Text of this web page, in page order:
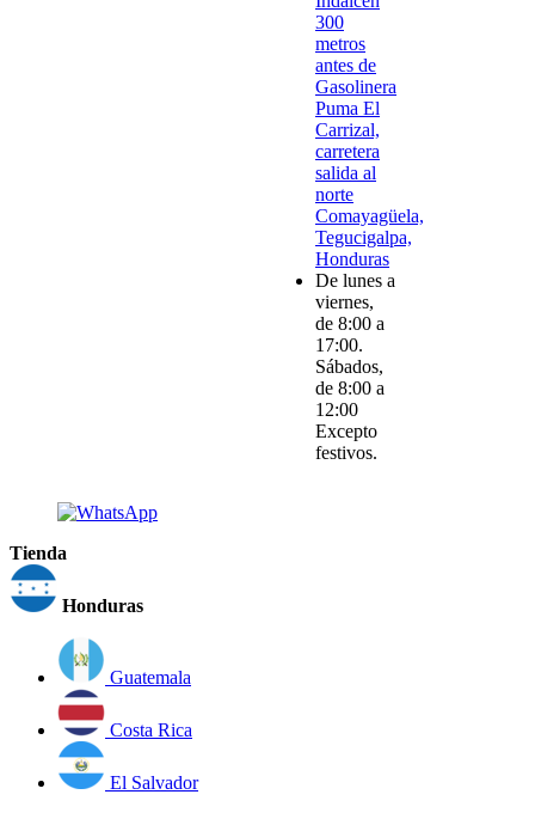
300
metros
antes de
Gasolinera
Puma El
Carrizal,
carretera
salida al
norte
Comayagüela,
Tegucigalpa,
Honduras
De lunes a
viernes,
de 8:00 a
17:00.
Sábados,
de 8:00 a
12:00
Excepto
festivos.
Tienda
Honduras
Guatemala
Costa Rica
El Salvador